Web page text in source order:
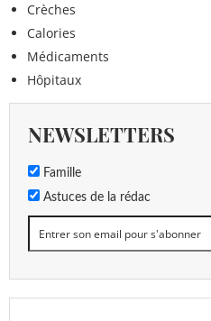
Crèches
Calories
Médicaments
Hôpitaux
NEWSLETTERS
Famille
Astuces de la rédac